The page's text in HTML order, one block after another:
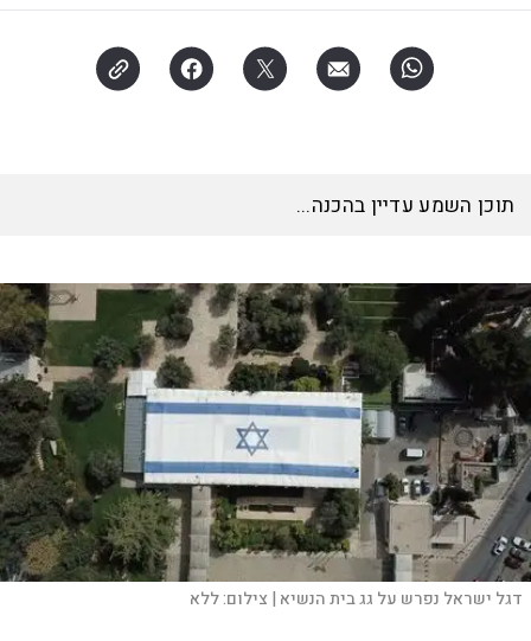
תוכן השמע עדיין בהכנה...
דגל ישראל נפרש על גג בית הנשיא | צילום:ללא